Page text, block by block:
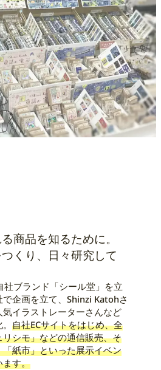
商品を知るために。
くり、日々研究して
社ブランド「シール堂」を立
企画を立て、Shinzi Katohさ
イラストレーターさんなど
。自社ECサイトをはじめ、全
シモ」などの通信販売、そ
紙市」といった展示イベン
ます。